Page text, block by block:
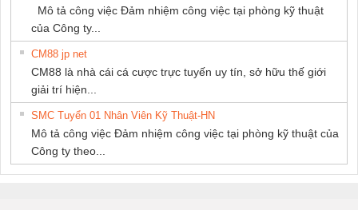
Mô tả công việc Đảm nhiệm công việc tại phòng kỹ thuật
của Công ty...
CM88 jp net
CM88 là nhà cái cá cược trực tuyến uy tín, sở hữu thế giới
giải trí hiện...
SMC Tuyển 01 Nhân Viên Kỹ Thuật-HN
Mô tả công việc Đảm nhiệm công việc tại phòng kỹ thuật của
Công ty theo...